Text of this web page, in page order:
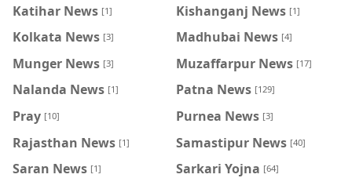
Katihar News [1] Kishanganj News [1]
Kolkata News [3] Madhubai News [4]
Munger News [3] Muzaffarpur News [17]
Nalanda News [1] Patna News [129]
Pray [10] Purnea News [3]
Rajasthan News [1] Samastipur News [40]
Saran News [1] Sarkari Yojna [64]